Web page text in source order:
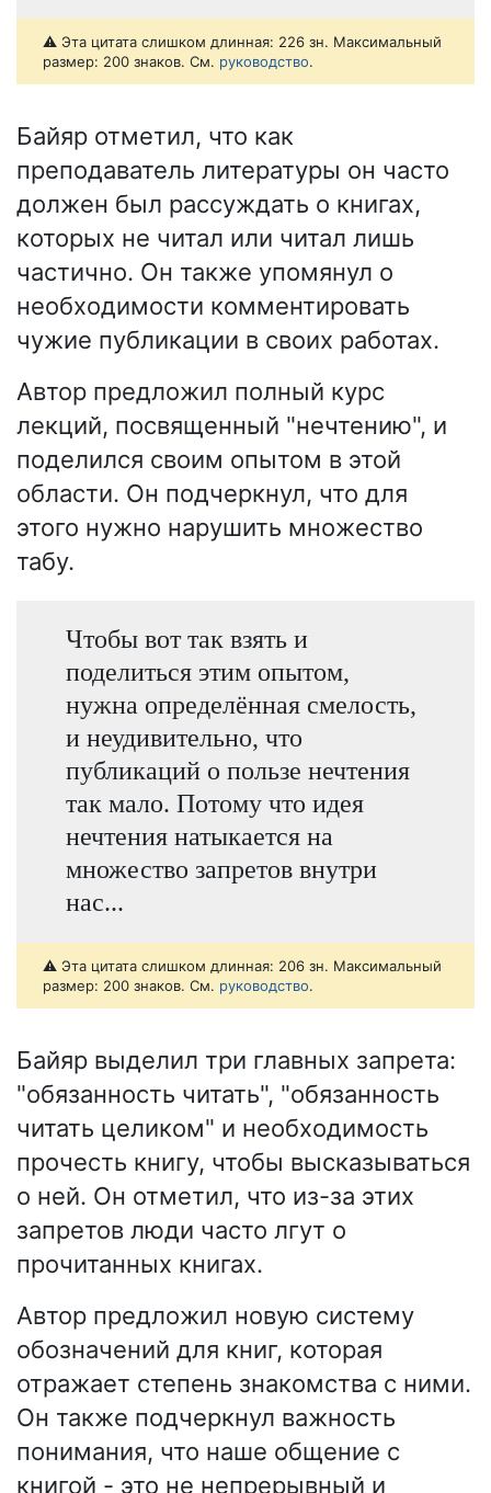
⚠️ Эта цитата слишком длинная: 226 зн. Максимальный
размер: 200 знаков. См. руководство.
Байяр отметил, что как
преподаватель литературы он часто
должен был рассуждать о книгах,
которых не читал или читал лишь
частично. Он также упомянул о
необходимости комментировать
чужие публикации в своих работах.
Автор предложил полный курс
лекций, посвященный "нечтению", и
поделился своим опытом в этой
области. Он подчеркнул, что для
этого нужно нарушить множество
табу.
Чтобы вот так взять и
поделиться этим опытом,
нужна определённая смелость,
и неудивительно, что
публикаций о пользе нечтения
так мало. Потому что идея
нечтения натыкается на
множество запретов внутри
нас...
⚠️ Эта цитата слишком длинная: 206 зн. Максимальный
размер: 200 знаков. См. руководство.
Байяр выделил три главных запрета:
"обязанность читать", "обязанность
читать целиком" и необходимость
прочесть книгу, чтобы высказываться
о ней. Он отметил, что из-за этих
запретов люди часто лгут о
прочитанных книгах.
Автор предложил новую систему
обозначений для книг, которая
отражает степень знакомства с ними.
Он также подчеркнул важность
понимания, что наше общение с
книгой - это не непрерывный и